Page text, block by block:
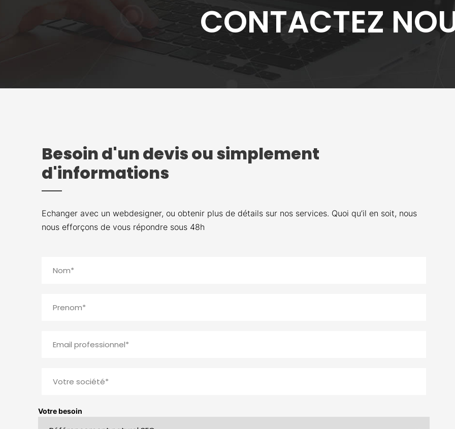
CONTACTEZ
Besoin d'un devis ou simplement
d'informations
Echanger avec un webdesigner, ou obtenir plus de détails sur nos services. Quoi qu’il en soit, nous
nous efforçons de vous répondre sous 48h
Votre besoin